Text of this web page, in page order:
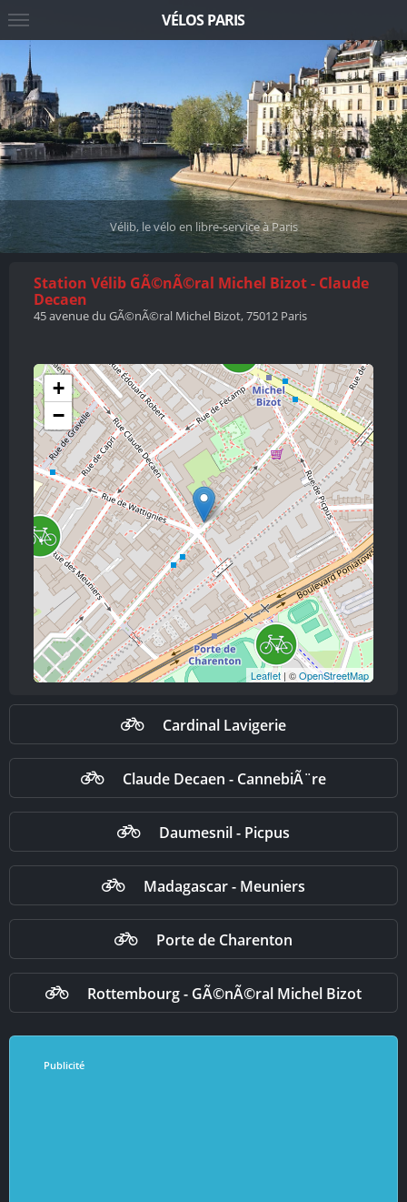
Vélib, le vélo en libre-service à Paris
Station Vélib GÃ©nÃ©ral Michel Bizot - Claude
Decaen
45 avenue du GÃ©nÃ©ral Michel Bizot, 75012 Paris
+
−
Leaflet | ©OpenStreetMap
Cardinal Lavigerie
Claude Decaen - CannebiÃ¨re
Daumesnil - Picpus
Madagascar - Meuniers
Porte de Charenton
Rottembourg - GÃ©nÃ©ral Michel Bizot
Publicité
VÉLOS PARIS